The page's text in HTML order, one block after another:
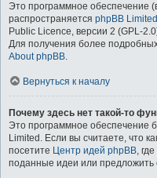
Это программное обеспечение
распространяется phpBB Limited
Public Licence, версии 2 (GPL-
Для получения более
About phpBB.
Вернуться к началу
Почему здесь нет такой-то
Это программное обеспечение
Limited. Если вы считаете, что
посетите Центр идей phpBB,
поданные идеи или предложить